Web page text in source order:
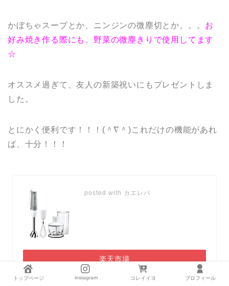
かぼちゃスープとか、ニンジンの微塵切とか。。。 お
好み焼き作る際にも、野菜の微塵きりで使用してます
☆
オススメ過ぎて、友人の新築祝いにもプレゼントしま
した。
とにかく便利です！！！(＾∇＾)これだけの機能があれ
ば、十分！！！
posted with カエレバ
楽天市場
トップページ instagram コレイイヨ プロフィール